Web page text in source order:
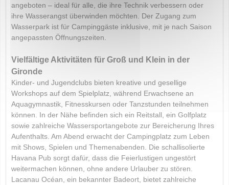
angeboten – ideal für alle, die ihre Technik verbessern oder
ihre Wasserangst überwinden möchten. Der Zugang zum
Wasserpark ist für Campinggäste inklusive, mit je nach Saison
angepassten Öffnungszeiten.
Vielfältige Aktivitäten für Groß und Klein in der
Gironde
Kinder- und Jugendclubs bieten kreative und gesellige
Workshops auf dem Spielplatz, während Erwachsene an
Aquagymnastik, Fitnesskursen oder Tanzstunden teilnehmen
können. In der Nähe befinden sich ein Reitstall, ein Golfplatz
sowie zahlreiche Wassersportangebote zur Bereicherung Ihres
Aufenthalts. Am Abend erwacht der Campingplatz zum Leben
mit Shows, Spielen und Themenabenden. Die schallisolierte
Havana Pub sorgt dafür, dass die Feierlustigen ungestört
weitermachen können, ohne andere Urlauber zu stören.
Lacanau Océan, ein bekannter Badeort, bietet zahlreiche